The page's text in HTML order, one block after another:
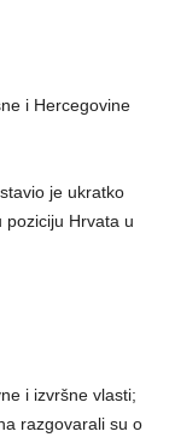
i Hercegovine
je ukratko
poziciju Hrvata u
i izvršne vlasti;
razgovarali su o